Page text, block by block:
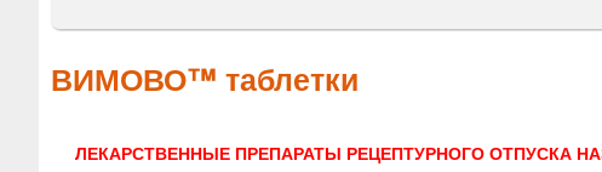
м
ВИМОВО™ таблетки
ЛЕКАРСТВЕННЫЕ ПРЕПАРАТЫ РЕЦЕПТУРНОГО ОТПУСКА